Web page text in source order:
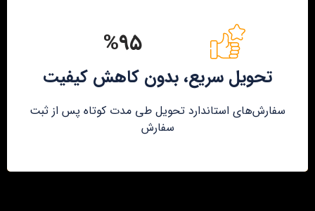
%۹۵
تحویل سریع، بدون کاهش کیفیت
سفارش‌های استاندارد تحویل طی مدت کوتاه پس از ثبت
سفارش